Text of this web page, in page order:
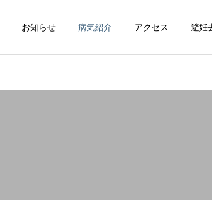
お知らせ 病気紹介 アクセス 避妊